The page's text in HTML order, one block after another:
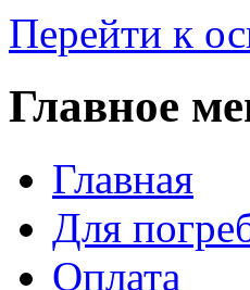
Перейти к
Главное
Главная
Для
Оплата